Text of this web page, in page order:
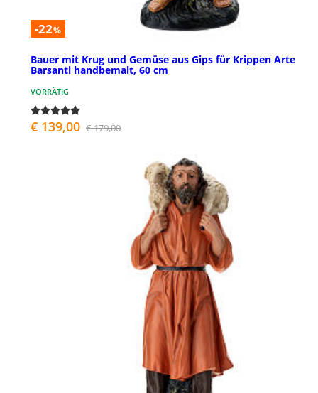
-22%
Bauer mit Krug und Gemüse aus Gips für Krippen Arte
Barsanti handbemalt, 60 cm
VORRÄTIG
€ 139,00 € 179,00